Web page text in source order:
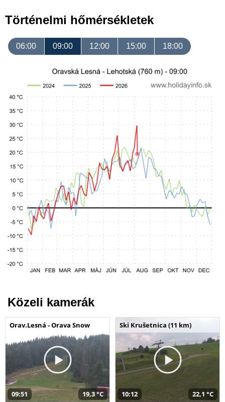
Történelmi hőmérsékletek
06:00 09:00 12:00 15:00 18:00
Közeli kamerák
Orav.Lesná - Orava Snow
09:51 19,3 °C
Ski Krušetnica (11 km)
10:12 22,1 °C